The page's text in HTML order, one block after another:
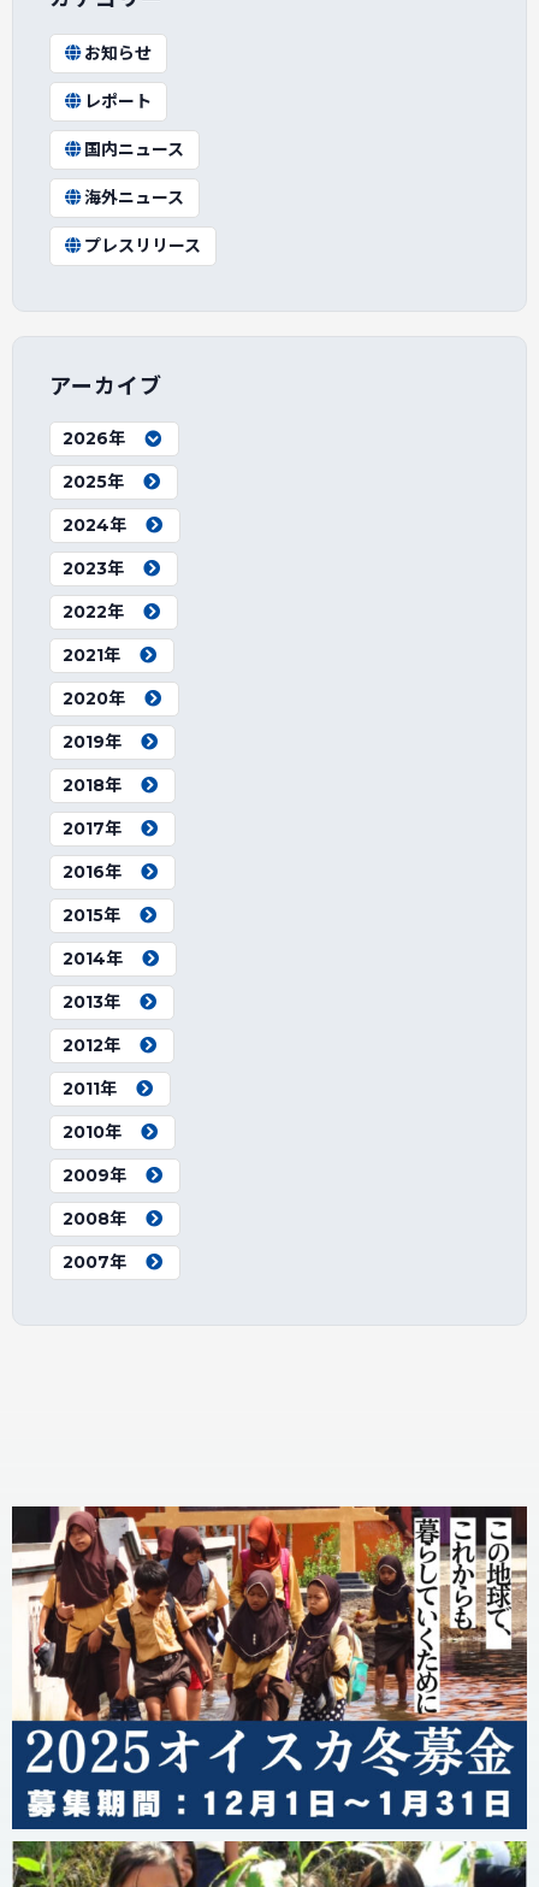
お知らせ
レポート
国内ニュース
海外ニュース
プレスリリース
アーカイブ
2026年
2025年
2024年
2023年
2022年
2021年
2020年
2019年
2018年
2017年
2016年
2015年
2014年
2013年
2012年
2011年
2010年
2009年
2008年
2007年